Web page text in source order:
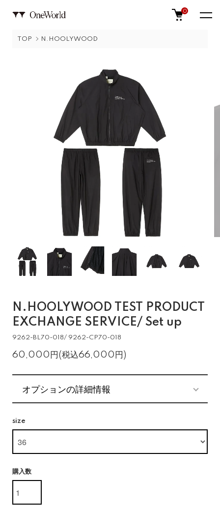
0
TOP N.HOOLYWOOD
N.HOOLYWOOD TEST PRODUCT
EXCHANGE SERVICE/ Set up
9262-BL70-018/ 9262-CP70-018
60,000円(税込66,000円)
オプションの詳細情報
size
購入数